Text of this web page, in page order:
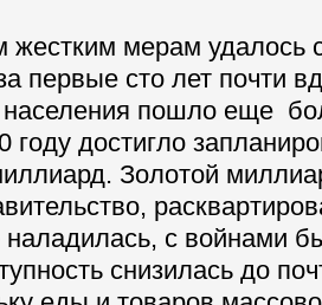
жестким мерам удалось
первые сто лет почти
населения пошло еще
году достигло
Золотой
с войнами
снизилась до